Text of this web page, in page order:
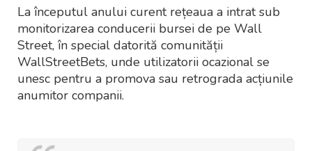
La începutul anului curent rețeaua a intrat sub
monitorizarea conducerii bursei de pe Wall
Street, în special datorită comunității
WallStreetBets, unde utilizatorii ocazional se
unesc pentru a promova sau retrograda acțiunile
anumitor companii.